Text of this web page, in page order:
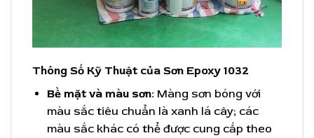
Thông Số Kỹ Thuật của Sơn Epoxy 1032
Bề mặt và màu sơn: Màng sơn bóng với
màu sắc tiêu chuẩn là xanh lá cây; các
màu sắc khác có thể được cung cấp theo